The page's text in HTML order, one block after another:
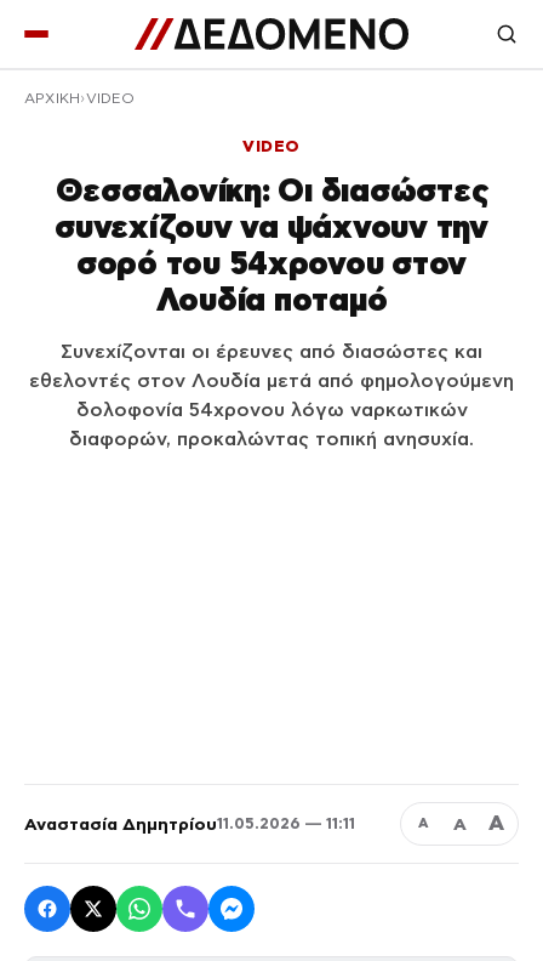
ΑΡΧΙΚΉ VIDEO
VIDEO
Θεσσαλονίκη: Οι διασώστες
συνεχίζουν να ψάχνουν την
σορό του 54χρονου στον
Λουδία ποταμό
Συνεχίζονται οι έρευνες από διασώστες και
εθελοντές στον Λουδία μετά από φημολογούμενη
δολοφονία 54χρονου λόγω ναρκωτικών
διαφορών, προκαλώντας τοπική ανησυχία.
Αναστασία Δημητρίου11.05.2026 — 11:11 Α Α Α